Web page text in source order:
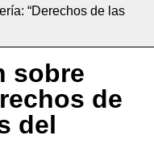
“Derechos de las
sobre
de
del